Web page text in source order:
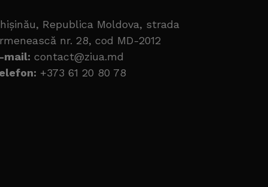
Republica Moldova, strada
nr. 28, cod MD-2012
mail: contact@ziua.md
+373 61 20 80 78